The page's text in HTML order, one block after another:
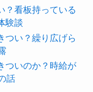
？看板持っている
験談
つい？繰り広げら
ついのか？時給が
話